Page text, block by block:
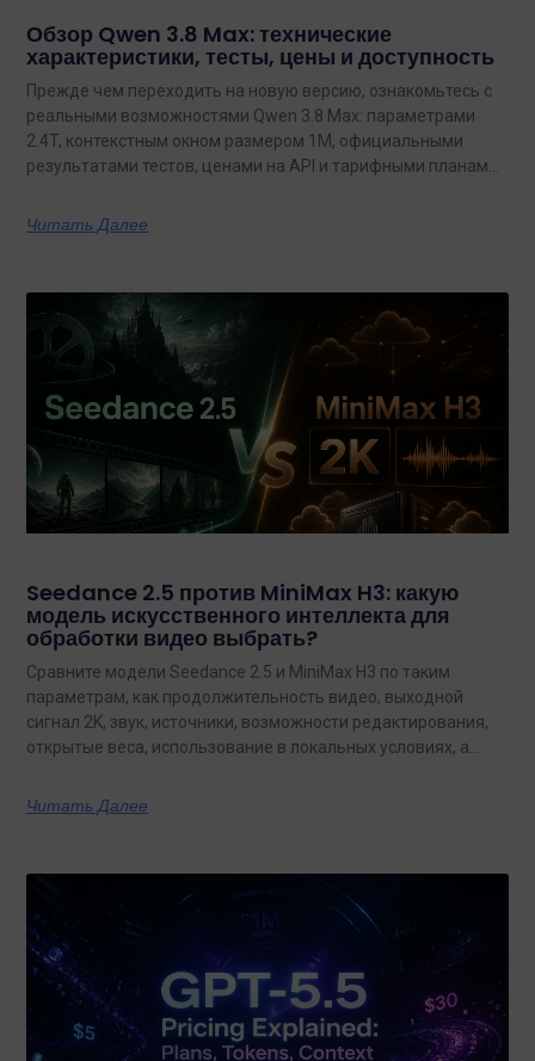
Обзор Qwen 3.8 Max: технические
характеристики, тесты, цены и доступность
Прежде чем переходить на новую версию, ознакомьтесь с
реальными возможностями Qwen 3.8 Max: параметрами
2.4T, контекстным окном размером 1M, официальными
результатами тестов, ценами на API и тарифными планами
Читать Далее
Seedance 2.5 против MiniMax H3: какую
модель искусственного интеллекта для
обработки видео выбрать?
Сравните модели Seedance 2.5 и MiniMax H3 по таким
параметрам, как продолжительность видео, выходной
сигнал 2K, звук, источники, возможности редактирования,
открытые веса, использование в локальных условиях, а
конкретных задач на сегодняшний день.
Читать Далее